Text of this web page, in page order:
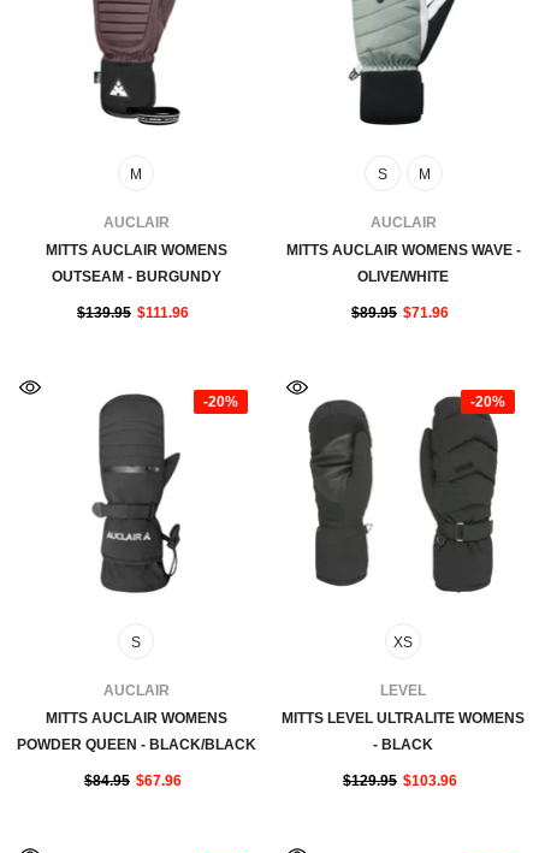
M
FOURNISSEUR:AUCLAIR
MITTS AUCLAIR WOMENS
OUTSEAM - BURGUNDY
$139.95 $111.96
S M
FOURNISSEUR:AUCLAIR
MITTS AUCLAIR WOMENS WAVE -
OLIVE/WHITE
$89.95 $71.96
-20%
S
FOURNISSEUR:AUCLAIR
MITTS AUCLAIR WOMENS
POWDER QUEEN - BLACK/BLACK
$84.95 $67.96
-20%
XS
FOURNISSEUR:LEVEL
MITTS LEVEL ULTRALITE WOMENS
- BLACK
$129.95 $103.96